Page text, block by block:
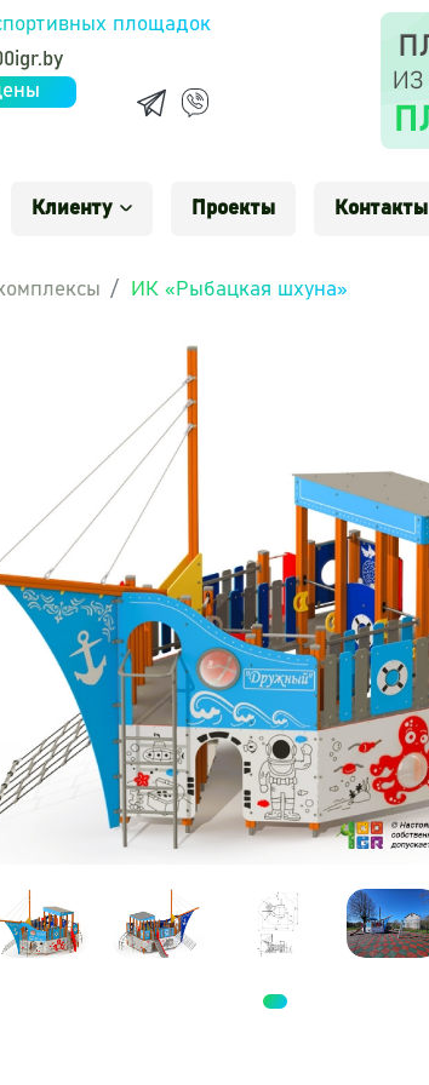
площадок
Клиенту Проекты Контакты
ИК «Рыбацкая шхуна»